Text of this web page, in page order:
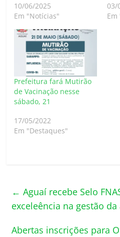
10/06/2025
Em "Notícias"
03/
Prefeitura fará Mutirão
de Vacinação nesse
sábado, 21
17/05/2022
Em "Destaques"
← Aguaí recebe Selo
exceleência na gestão
Abertas inscrições para